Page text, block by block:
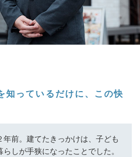
知っているだけに、この快
前。建てたきっかけは、子ども
しが手狭になったことでした。